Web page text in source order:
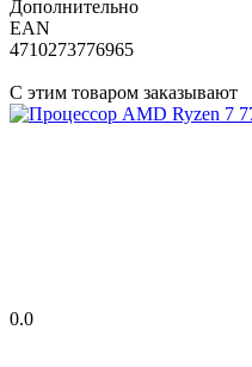
Дополнительно
EAN
4710273776965
С этим товаром заказывают
0.0